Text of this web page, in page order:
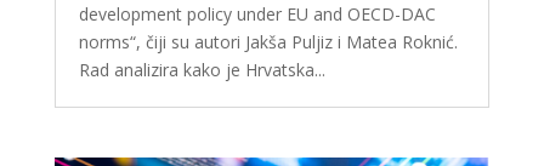
development policy under EU and OECD-DAC
norms“, čiji su autori Jakša Puljiz i Matea Roknić.
Rad analizira kako je Hrvatska...